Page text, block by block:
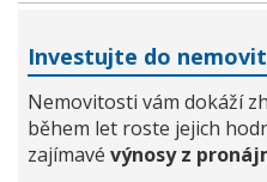
Investujte do
Nemovitosti vám dokáží
během let roste jejich
zajímavé výnosy z